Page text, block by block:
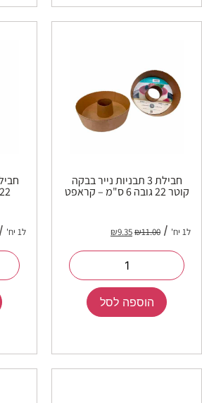
חבילת 3 תבניות נייר בבקה
קוטר 22 גובה 6 ס"מ – קראפט
ל1 יח' ₪11.00
₪9.35
הוספה לסל
ל1 יח'